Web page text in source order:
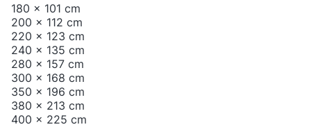
180 x 101 cm
200 x 112 cm
220 x 123 cm
240 x 135 cm
280 x 157 cm
300 x 168 cm
350 x 196 cm
380 x 213 cm
400 x 225 cm